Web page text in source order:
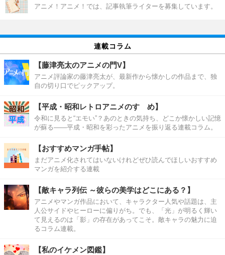
アニメ！アニメ！では、記事執筆ライターを募集しています。
連載コラム
【藤津亮太のアニメの門V】
アニメ評論家の藤津亮太が、最新作から懐かしの作品まで、独
自の切り口でピックアップ。
【平成・昭和レトロアニメのすゝめ】
令和に見ると“エモい”？あのときの気持ち、どこか懐かしい記憶
が蘇る――平成・昭和を彩ったアニメを振り返る連載コラム。
【おすすめマンガ手帖】
まだアニメ化されてはいないけれどぜひ読んでほしいおすすめ
マンガを紹介する連載
【敵キャラ列伝 ～彼らの美学はどこにある？】
アニメやマンガ作品において、キャラクター人気や話題は、主
人公サイドやヒーローに偏りがち。でも、「光」が明るく輝い
て見えるのは「影」の存在があってこそ。敵キャラの魅力に迫
るコラム連載。
【私のイケメン図鑑】